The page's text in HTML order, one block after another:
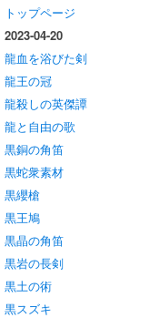
トップページ
2023-04-20
龍血を浴びた剣
龍王の冠
龍殺しの英傑譚
龍と自由の歌
黒銅の角笛
黒蛇衆素材
黒纓槍
黒王鳩
黒晶の角笛
黒岩の長剣
黒土の術
黒スズキ